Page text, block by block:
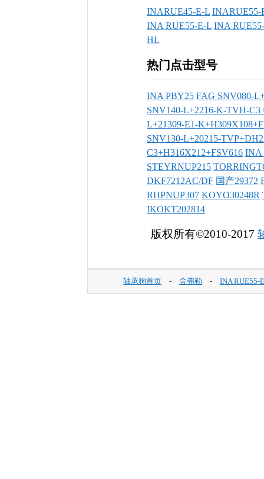
INARUE45-E-L INARUE55-
INA RUE55-E-L INA
HL
热门点击型号
INA PBY25 FAG SNV080-
SNV140-L+2216-K-TVH-
L+21309-E1-
SNV130-L+20215-
C3+H316X212+FSV616 INA
STEYRNUP215
DKF7212AC/DF 国产29372
RHPNUP307 KOYO30248R
IKOKT202814
版权所有©2010-2017
轴承狗首页 - 舍弗勒 - INA RUE55-